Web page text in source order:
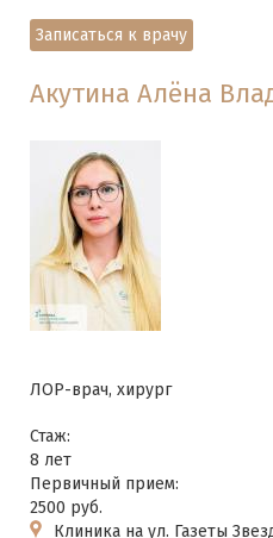
Записаться к врачу
Акутина Алёна
ЛОР-врач, хирург
Стаж:
8 лет
Первичный прием:
2500 руб.
Клиника на ул. Газеты